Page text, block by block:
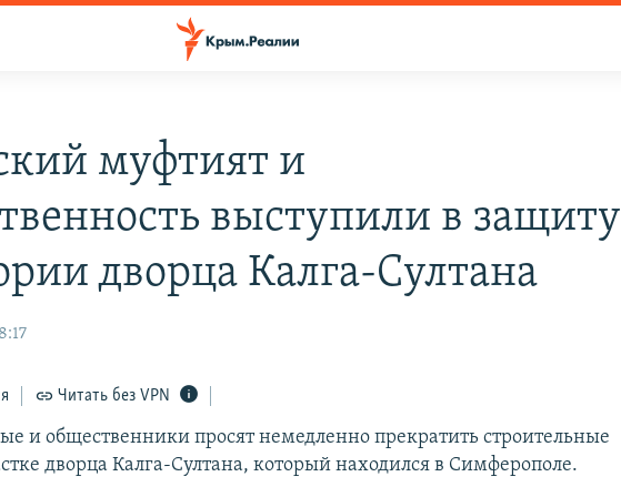
муфтият и
выступили в защиту
дворца Калга-Султана
Читать без VPN
и общественники просят немедленно прекратить строительные
дворца Калга-Султана, который находился в Симферополе.